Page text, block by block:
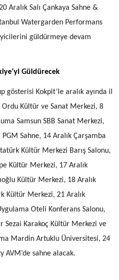
Aralık Salı Çankaya Sahne &
Watergarden Performans
güldürmeye devam
Güldürecek
gösterisi Kokpit’le aralık ayında il
Kültür ve Sanat Merkezi, 8
Samsun SBB Sanat Merkezi,
Sahne, 14 Aralık Çarşamba
Kültür Merkezi Barış Salonu,
Kültür Merkezi, 17 Aralık
Kültür Merkezi, 18 Aralık
Kültür Merkezi, 21 Aralık
Oteli Konferans Salonu,
Sezai Karakoç Kültür Merkezi ve
Mardin Artuklu Üniversitesi, 24
AVM’de sahne alacak.